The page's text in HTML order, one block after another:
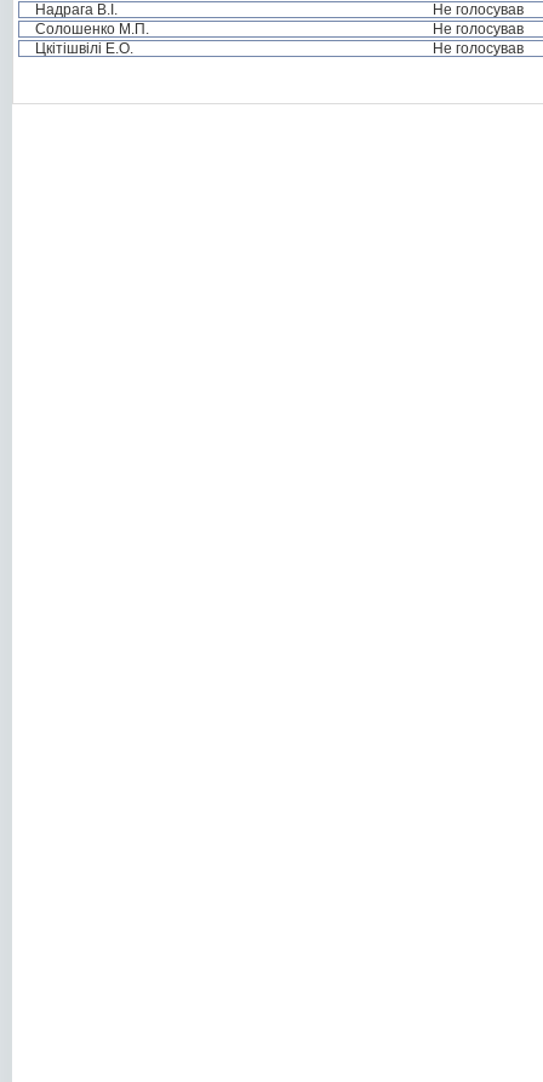
Надрага В.І.
Не голосував
Солошенко М.П.
Не голосував
Цкітішвілі Е.О.
Не голосував